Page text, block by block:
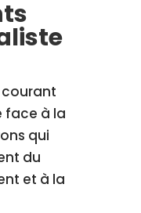
courant
face à la
qui
du
et à la